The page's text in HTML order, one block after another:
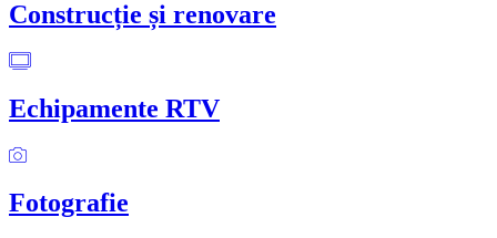
Construcție și renovare
Echipamente RTV
Fotografie